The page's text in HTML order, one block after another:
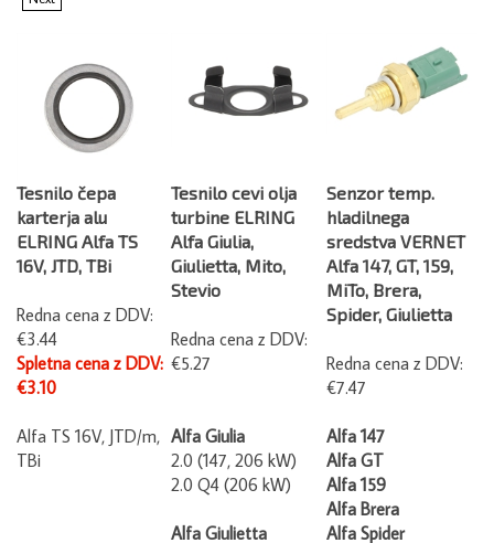
Tesnilo čepa
karterja alu
ELRING Alfa TS
16V, JTD, TBi
Redna cena z DDV:
€3.44
Spletna cena z DDV:
€3.10
Tesnilo cevi olja
turbine ELRING
Alfa Giulia,
Giulietta, Mito,
Stevio
Redna cena z DDV:
€5.27
Senzor temp.
hladilnega
sredstva VERNET
Alfa 147, GT, 159,
MiTo, Brera,
Spider, Giulietta
Redna cena z DDV:
€7.47
Alfa TS 16V, JTD/m,
TBi
Alfa Giulia
2.0 (147, 206 kW)
2.0 Q4 (206 kW)
Alfa Giulietta
Alfa 147
Alfa GT
Alfa 159
Alfa Brera
Alfa Spider